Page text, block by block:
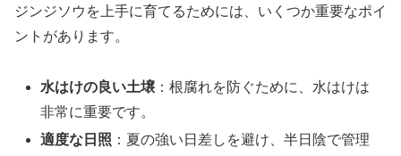
ジンジソウを上手に育てるためには、いくつか重要なポイ
ントがあります。
水はけの良い土壌 ：根腐れを防ぐために、水はけは
非常に重要です。
適度な日照 ：夏の強い日差しを避け、半日陰で管理